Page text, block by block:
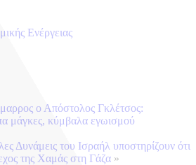
Ενέργειας
ο Απόστολος Γκλέτσος:
μάγκες, κύμβαλα εγωισμού
Δυνάμεις του Ισραήλ υποστηρίζουν ότι
της Χαμάς στη Γάζα »